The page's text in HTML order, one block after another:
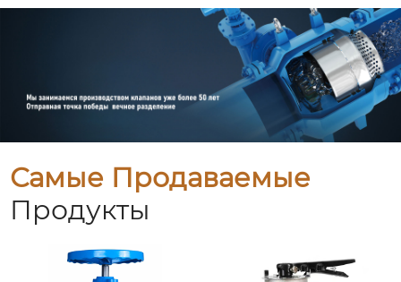
Самые Продаваемые
Продукты